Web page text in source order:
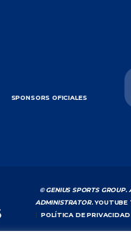
SPONSORS OFICIALES
© GENIUS SPORTS GROUP.
ADMINISTRATOR. YOUTUBE
|POLÍTICA DE PRIVACIDAD